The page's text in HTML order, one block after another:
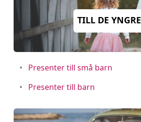
TILL DE YNGRE
•
Presenter till små barn
•
Presenter till barn